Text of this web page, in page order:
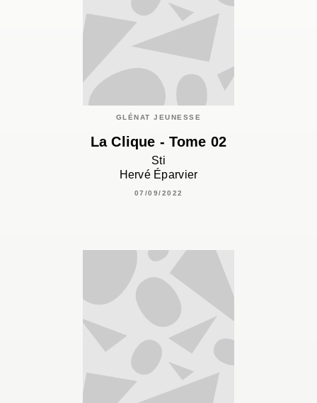
GLÉNAT JEUNESSE
La Clique - Tome 02
Sti
Hervé Éparvier
07/09/2022